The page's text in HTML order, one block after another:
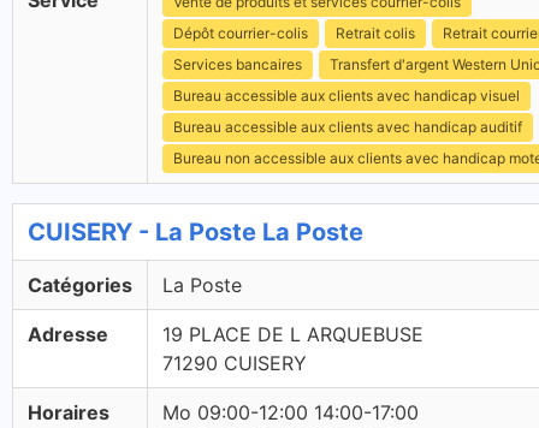
Dépôt courrier-colis
Retrait colis
Retrait
Services bancaires
Transfert d'argent Western
Bureau accessible aux clients avec handicap visuel
Bureau accessible aux clients avec handicap auditif
Bureau non accessible aux clients avec handicap
CUISERY - La Poste La Poste
Catégories La Poste
Adresse
19 PLACE DE L ARQUEBUSE
71290 CUISERY
Horaires
Mo 09:00-12:00 14:00-17:00